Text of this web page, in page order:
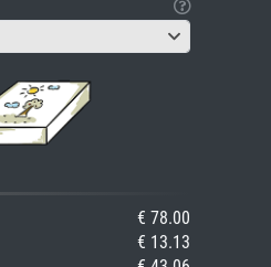
€ 78.00
€ 13.13